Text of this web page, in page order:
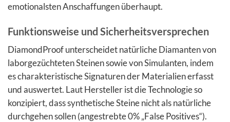
emotionalsten Anschaffungen überhaupt.
Funktionsweise und Sicherheitsversprechen
DiamondProof unterscheidet natürliche Diamanten von
laborgezüchteten Steinen sowie von Simulanten, indem
es charakteristische Signaturen der Materialien erfasst
und auswertet. Laut Hersteller ist die Technologie so
konzipiert, dass synthetische Steine nicht als natürliche
durchgehen sollen (angestrebte 0% „False Positives“).